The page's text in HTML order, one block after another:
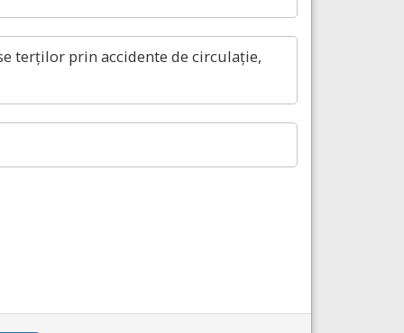
terților prin accidente de circulație,